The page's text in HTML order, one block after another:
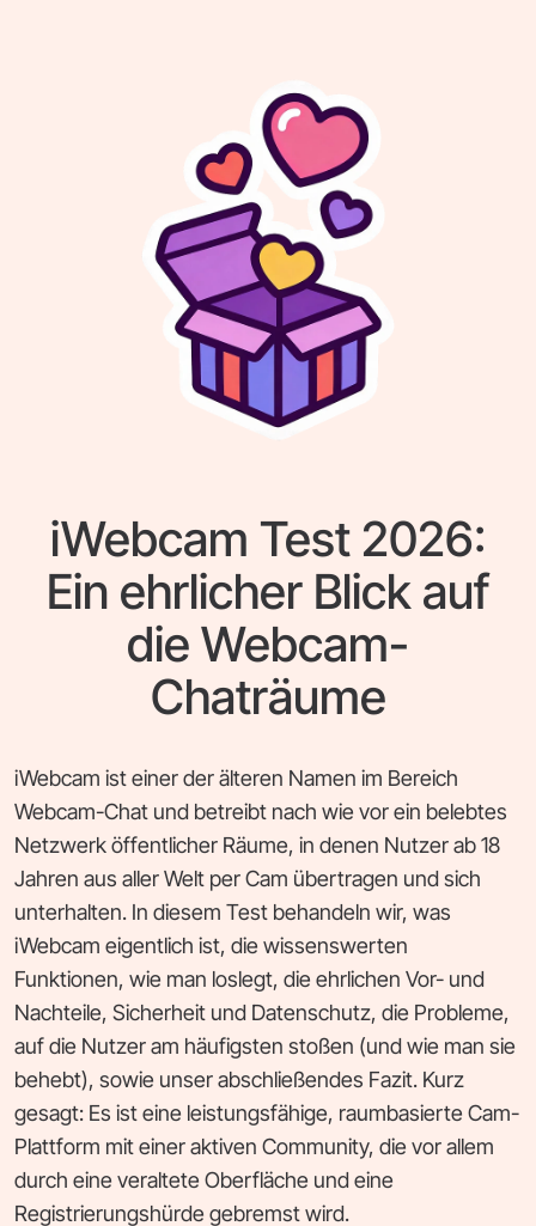
iWebcam Test 2026:
Ein ehrlicher Blick auf
die Webcam-
Chaträume
iWebcam ist einer der älteren Namen im Bereich
Webcam-Chat und betreibt nach wie vor ein belebtes
Netzwerk öffentlicher Räume, in denen Nutzer ab 18
Jahren aus aller Welt per Cam übertragen und sich
unterhalten. In diesem Test behandeln wir, was
iWebcam eigentlich ist, die wissenswerten
Funktionen, wie man loslegt, die ehrlichen Vor- und
Nachteile, Sicherheit und Datenschutz, die Probleme,
auf die Nutzer am häufigsten stoßen (und wie man sie
behebt), sowie unser abschließendes Fazit. Kurz
gesagt: Es ist eine leistungsfähige, raumbasierte Cam-
Plattform mit einer aktiven Community, die vor allem
durch eine veraltete Oberfläche und eine
Registrierungshürde gebremst wird.